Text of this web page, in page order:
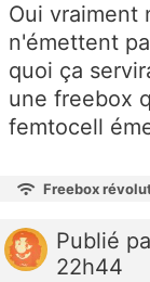
Oui vraiment
n'émettent
quoi ça
une freebox
femtocell
Freebox
Publié
22h44